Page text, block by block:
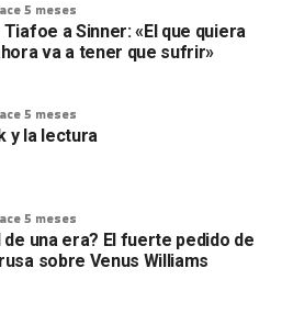
5 meses
Tiafoe a Sinner: «El que quiera
va a tener que sufrir»
5 meses
y la lectura
5 meses
de una era? El fuerte pedido de
sobre Venus Williams